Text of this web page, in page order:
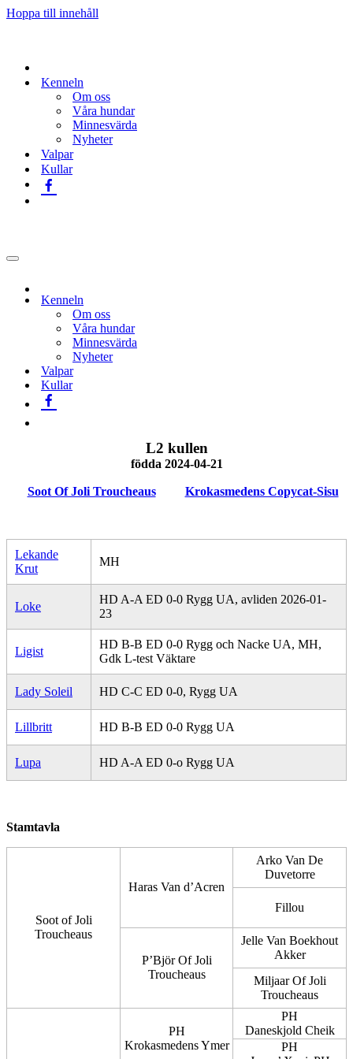
Hoppa till innehåll
Kenneln
Om oss
Våra hundar
Minnesvärda
Nyheter
Valpar
Kullar
Navigeringsmeny
Kenneln
Om oss
Våra hundar
Minnesvärda
Nyheter
Valpar
Kullar
L2 kullen
födda 2024-04-21
Soot Of Joli Troucheaus Krokasmedens Copycat-Sisu
Lekande
Krut
MH
Loke
HD A-A ED 0-0 Rygg UA, avliden 2026-01-
23
Ligist
HD B-B ED 0-0 Rygg och Nacke UA, MH,
Gdk L-test Väktare
Lady Soleil HD C-C ED 0-0, Rygg UA
Lillbritt HD B-B ED 0-0 Rygg UA
Lupa HD A-A ED 0-o Rygg UA
Stamtavla
Soot of Joli
Troucheaus
Haras Van d’Acren
Arko Van De
Duvetorre
Fillou
P’Björ Of Joli
Troucheaus
Jelle Van Boekhout
Akker
Miljaar Of Joli
Troucheaus
PH
Krokasmedens Ymer
PH
Daneskjold Cheik
PH